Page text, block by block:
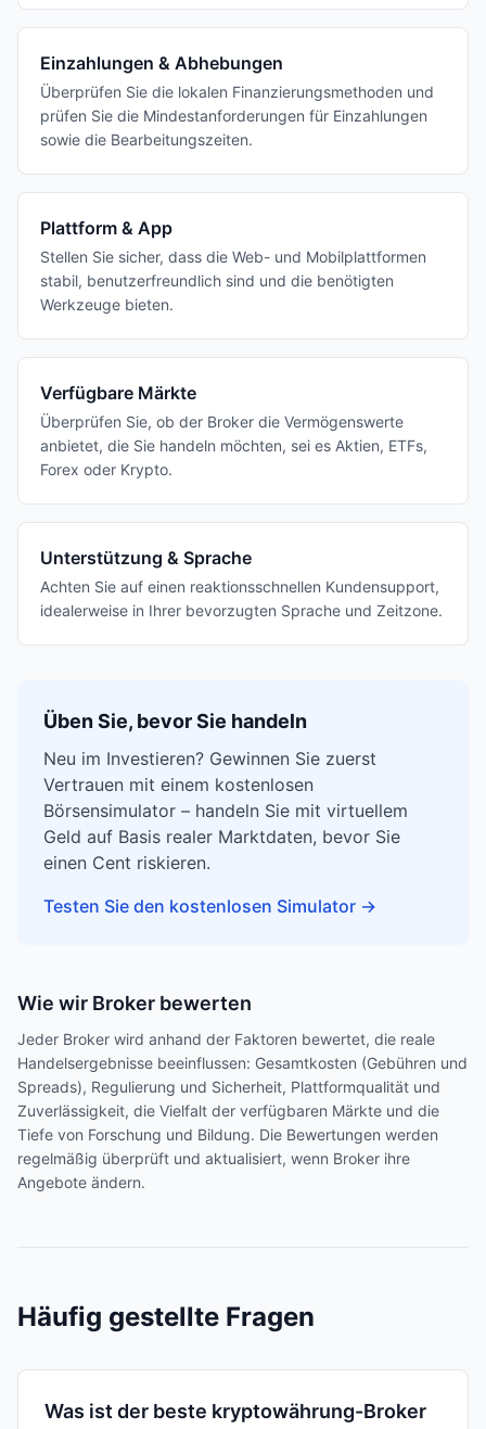
Einzahlungen & Abhebungen
Überprüfen Sie die lokalen Finanzierungsmethoden und
prüfen Sie die Mindestanforderungen für Einzahlungen
sowie die Bearbeitungszeiten.
Plattform & App
Stellen Sie sicher, dass die Web- und Mobilplattformen
stabil, benutzerfreundlich sind und die benötigten
Werkzeuge bieten.
Verfügbare Märkte
Überprüfen Sie, ob der Broker die Vermögenswerte
anbietet, die Sie handeln möchten, sei es Aktien, ETFs,
Forex oder Krypto.
Unterstützung & Sprache
Achten Sie auf einen reaktionsschnellen Kundensupport,
idealerweise in Ihrer bevorzugten Sprache und Zeitzone.
Üben Sie, bevor Sie handeln
Neu im Investieren? Gewinnen Sie zuerst
Vertrauen mit einem kostenlosen
Börsensimulator – handeln Sie mit virtuellem
Geld auf Basis realer Marktdaten, bevor Sie
einen Cent riskieren.
Testen Sie den kostenlosen Simulator →
Wie wir Broker bewerten
Jeder Broker wird anhand der Faktoren bewertet, die reale
Handelsergebnisse beeinflussen: Gesamtkosten (Gebühren und
Spreads), Regulierung und Sicherheit, Plattformqualität und
Zuverlässigkeit, die Vielfalt der verfügbaren Märkte und die
Tiefe von Forschung und Bildung. Die Bewertungen werden
regelmäßig überprüft und aktualisiert, wenn Broker ihre
Angebote ändern.
Häufig gestellte Fragen
Was ist der beste kryptowährung-Broker